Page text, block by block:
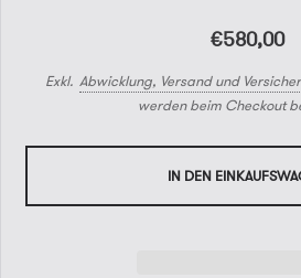
€580,00
Exkl.Abwicklung, Versand und
werden beim Checkout
IN DEN